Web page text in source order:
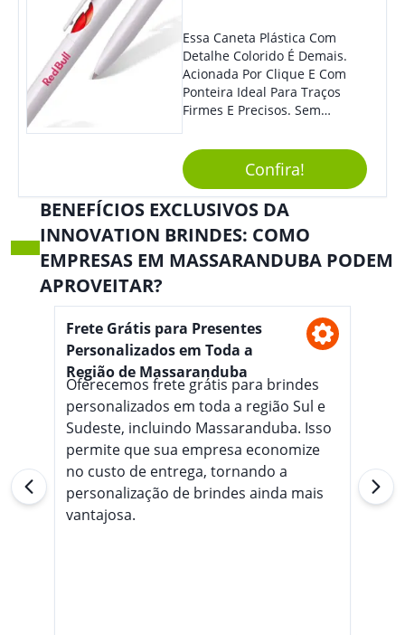
Essa Caneta Plástica Com
Detalhe Colorido É Demais.
Acionada Por Clique E Com
Ponteira Ideal Para Traços
Firmes E Precisos. Sem
Brinde Para Representar Sua
Marca. Dimensões: 1.6 Cm X
13.7 Cm X 1.6 Cm
Confira!
BENEFÍCIOS EXCLUSIVOS DA
INNOVATION BRINDES: COMO
EMPRESAS EM MASSARANDUBA PODEM
APROVEITAR?
Frete Grátis para Presentes
Personalizados em Toda a
Região de Massaranduba
Oferecemos frete grátis para brindes
personalizados em toda a região Sul e
Sudeste, incluindo Massaranduba. Isso
permite que sua empresa economize
no custo de entrega, tornando a
personalização de brindes ainda mais
vantajosa.